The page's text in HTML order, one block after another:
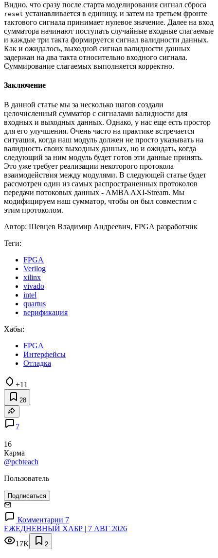
Видно, что сразу после старта моделирования сигнал сброса
reset устанавливается в единицу, и затем на третьем фронте
тактового сигнала принимает нулевое значение. Далее на вход
сумматора начинают поступать случайные входные слагаемые
и каждые три такта формируется сигнал валидности данных.
Как и ожидалось, выходной сигнал валидности данных
задержан на два такта относительно входного сигнала.
Суммирование слагаемых выполняется корректно.
Заключение
В данной статье мы за несколько шагов создали
целочисленный сумматор с сигналами валидности для
входных и выходных данных. Однако, у нас еще есть простор
для его улучшения. Очень часто на практике встречается
ситуация, когда наш модуль должен не просто указывать на
валидность своих выходных данных, но и ожидать, когда
следующий за ним модуль будет готов эти данные принять.
Это уже требует реализации некоторого протокола
взаимодействия между модулями. В следующей статье будет
рассмотрен один из самых распространенных протоколов
передачи потоковых данных - AMBA AXI-Stream. Мы
модифицируем наш сумматор, чтобы он был совместим с
этим протоколом.
Автор: Шевцев Владимир Андреевич, FPGA разработчик
Теги:
FPGA
Verilog
xilinx
vivado
intel
quartus
верификация
Хабы:
FPGA
Интерфейсы
Отладка
+11
28
7
16
Карма
@pcbteach
Пользователь
Подписаться
Комментарии 7
ЕЖЕДНЕВНЫЙ ХАБР | 7 АВГ 2026
17K
2